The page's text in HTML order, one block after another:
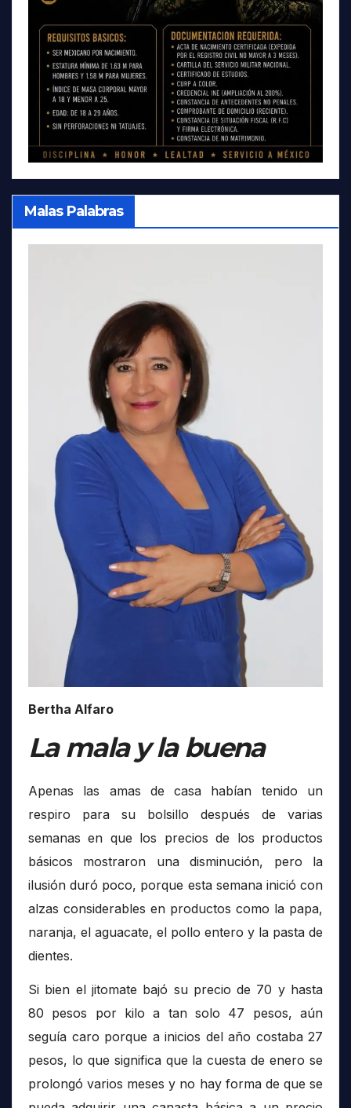
Malas Palabras
Bertha Alfaro
La mala y la buena
Apenas las amas de casa habían tenido un
respiro para su bolsillo después de varias
semanas en que los precios de los productos
básicos mostraron una disminución, pero la
ilusión duró poco, porque esta semana inició con
alzas considerables en productos como la papa,
naranja, el aguacate, el pollo entero y la pasta de
dientes.
Si bien el jitomate bajó su precio de 70 y hasta
80 pesos por kilo a tan solo 47 pesos, aún
seguía caro porque a inicios del año costaba 27
pesos, lo que significa que la cuesta de enero se
prolongó varios meses y no hay forma de que se